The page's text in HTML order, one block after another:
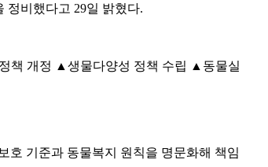
정비했다고 29일 밝혔다.
책 개정 ▲생물다양성 정책 수립 ▲동물실
호 기준과 동물복지 원칙을 명문화해 책임